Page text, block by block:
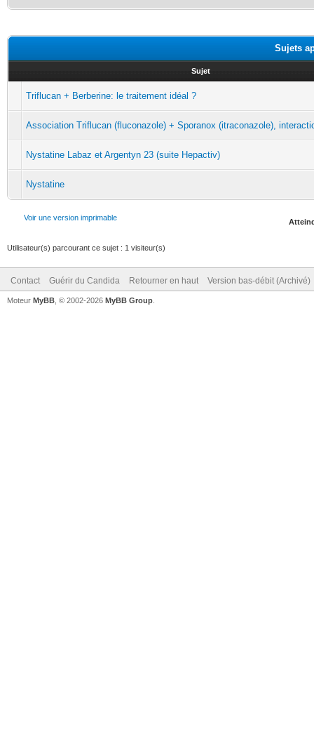
Sujets
Sujet
Triflucan + Berberine: le traitement idéal ?
Association Triflucan (fluconazole) + Sporanox (itraconazole),
Nystatine Labaz et Argentyn 23 (suite Hepactiv)
Nystatine
Voir une version imprimable
Utilisateur(s) parcourant ce sujet : 1 visiteur(s)
Contact Guérir du Candida Retourner en haut Version bas-débit (Archivé)
Moteur MyBB , © 2002-2026 MyBB Group